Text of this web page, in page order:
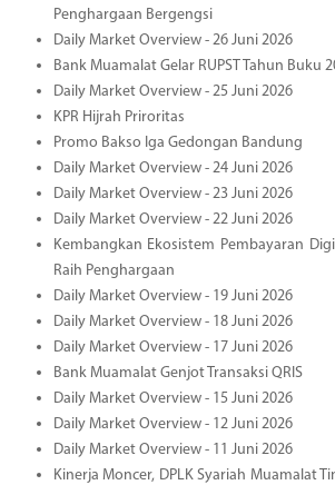
Penghargaan Bergengsi
Daily Market Overview - 26 Juni 2026
Bank Muamalat Gelar RUPST Tahun Buku
Daily Market Overview - 25 Juni 2026
KPR Hijrah Priroritas
Promo Bakso Iga Gedongan Bandung
Daily Market Overview - 24 Juni 2026
Daily Market Overview - 23 Juni 2026
Daily Market Overview - 22 Juni 2026
Kembangkan Ekosistem Pembayaran
Raih Penghargaan
Daily Market Overview - 19 Juni 2026
Daily Market Overview - 18 Juni 2026
Daily Market Overview - 17 Juni 2026
Bank Muamalat Genjot Transaksi QRIS
Daily Market Overview - 15 Juni 2026
Daily Market Overview - 12 Juni 2026
Daily Market Overview - 11 Juni 2026
Kinerja Moncer, DPLK Syariah Muamalat